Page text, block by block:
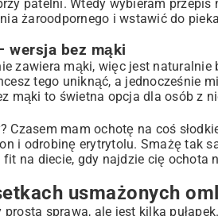
patelni. Wtedy wybieram
żaroodpornego i wstawić do
wersja bez mąki
zawiera mąki, więc jest naturalnie
tego uniknąć, a jednocześnie
mąki to świetna opcja dla osób z
Czasem mam ochotę na coś
i odrobinę erytrytolu. Smażę tak
na diecie, gdy najdzie cię ochota
usmażonych
sprawa, ale jest kilka